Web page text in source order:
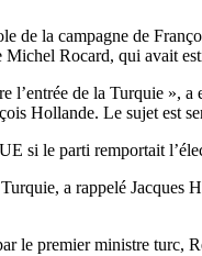
de la campagne de
Rocard, qui avait
de la Turquie »,
Hollande. Le sujet est
si le parti remportait
a rappelé Jacques
le premier ministre turc,